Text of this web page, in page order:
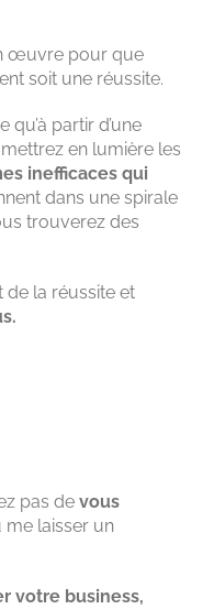
œuvre pour que
soit une réussite.
partir d’une
en lumière les
inefficaces qui
dans une spirale
trouverez des
la réussite et
pas de vous
me laisser un
votre business,